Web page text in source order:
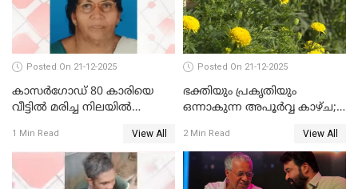
Posted On 21-12-2025
കാസർഗോഡ് 80 കാരിയെ
വീട്ടിൽ മരിച്ച നിലയിൽ
1 Min Read View All
Posted On 21-12-2025
ഭക്തിയും പ്രകൃതിയും
ഒന്നാകുന്ന അപൂര്‍വ്വ കാഴ്ച;
കാഴ്ചാനുഭവമൊരുക്കി
ശബരീ നന്ദനം
2 Min Read View All